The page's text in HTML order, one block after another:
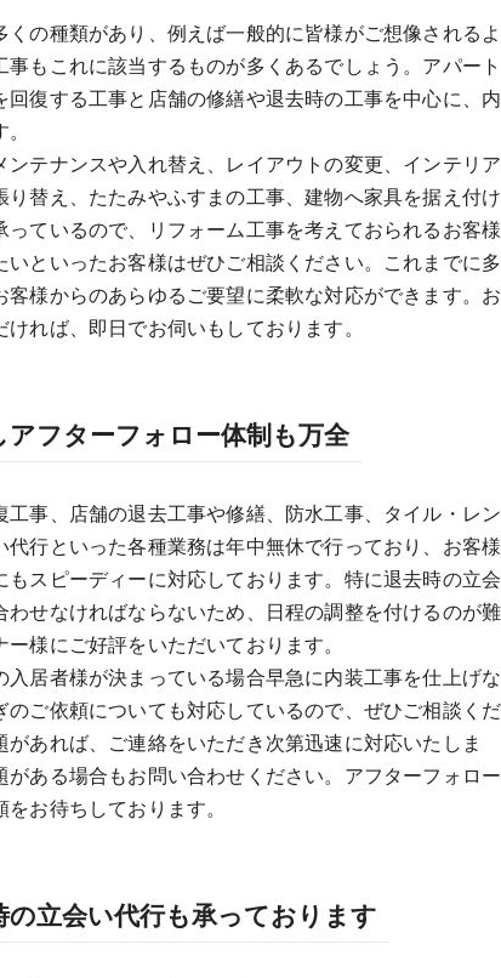
の種類があり、例えば一般的に皆様がご想像されるよ
もこれに該当するものが多くあるでしょう。アパート
復する工事と店舗の修繕や退去時の工事を中心に、内
テナンスや入れ替え、レイアウトの変更、インテリア
替え、たたみやふすまの工事、建物へ家具を据え付け
ているので、リフォーム工事を考えておられるお客様
といったお客様はぜひご相談ください。これまでに多
様からのあらゆるご要望に柔軟な対応ができます。お
れば、即日でお伺いもしております。
フターフォロー体制も万全
事、店舗の退去工事や修繕、防水工事、タイル・レン
行といった各種業務は年中無休で行っており、お客様
スピーディーに対応しております。特に退去時の立会
せなければならないため、日程の調整を付けるのが難
様にご好評をいただいております。
居者様が決まっている場合早急に内装工事を仕上げな
ご依頼についても対応しているので、ぜひご相談くだ
あれば、ご連絡をいただき次第迅速に対応いたしま
ある場合もお問い合わせください。アフターフォロー
お待ちしております。
立会い代行も承っております